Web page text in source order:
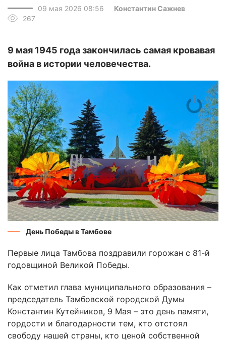
09 мая 2026 08:56
Константин Сажнев
267
9 мая 1945 года закончилась самая кровавая
война в истории человечества.
День Победы в Тамбове
Первые лица Тамбова поздравили горожан с 81-й
годовщиной Великой Победы.
Как отметил глава муниципального образования –
председатель Тамбовской городской Думы
Константин Кутейников, 9 Мая – это день памяти,
гордости и благодарности тем, кто отстоял
свободу нашей страны, кто ценой собственной